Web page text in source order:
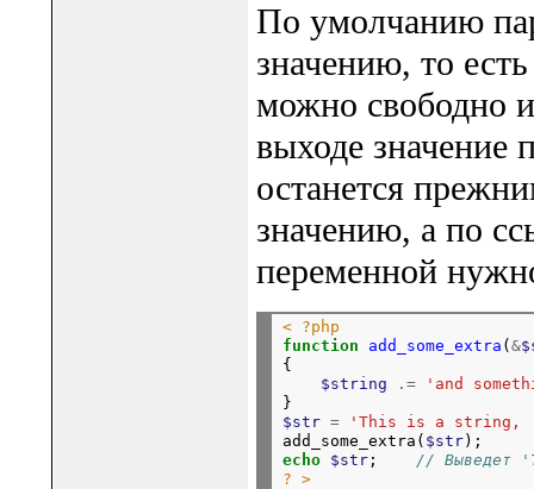
По умолчанию
значению, то
можно свободно
выходе значение
останется
значению, а по
переменной
< ?php
function
add_some_extra ( &
{
$string
.=
'and
$str =
'This is a string,
add_some_extra( $str
echo
$str; // Выведет
? >